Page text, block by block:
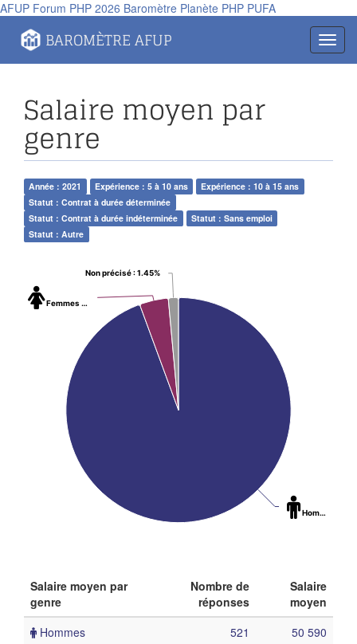
AFUP Forum PHP 2026 Baromètre Planète PHP PUFA
BAROMÈTRE AFUP
Salaire moyen par
genre
Année : 2021 Expérience : 5 à 10 ans
Expérience : 10 à 15 ans
Statut : Contrat à durée déterminée
Statut : Contrat à durée indéterminée
Statut : Sans emploi
Statut : Autre
Hommes
Femmes
Non précisé: 1.45%
Salaire moyen par
genre
Nombre de
réponses
Salaire
moyen
Hommes
521
50 590